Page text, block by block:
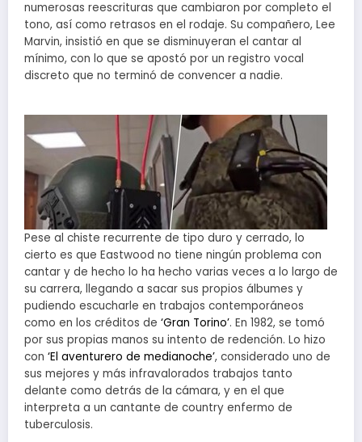
numerosas reescrituras que cambiaron por completo el
tono, así como retrasos en el rodaje. Su compañero, Lee
Marvin, insistió en que se disminuyeran el cantar al
mínimo, con lo que se apostó por un registro vocal
discreto que no terminó de convencer a nadie.
Pese al chiste recurrente de tipo duro y cerrado, lo
cierto es que Eastwood no tiene ningún problema con
cantar y de hecho lo ha hecho varias veces a lo largo de
su carrera, llegando a sacar sus propios álbumes y
pudiendo escucharle en trabajos contemporáneos
como en los créditos de ‘Gran Torino’. En 1982, se tomó
por sus propias manos su intento de redención. Lo hizo
con ‘El aventurero de medianoche’, considerado uno de
sus mejores y más infravalorados trabajos tanto
delante como detrás de la cámara, y en el que
interpreta a un cantante de country enfermo de
tuberculosis.